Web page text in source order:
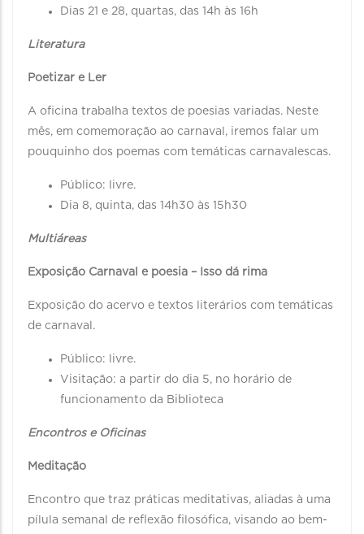
Dias 21 e 28, quartas, das 14h às 16h
Literatura
Poetizar e Ler
A oficina trabalha textos de poesias variadas. Neste
mês, em comemoração ao carnaval, iremos falar um
pouquinho dos poemas com temáticas carnavalescas.
Público: livre.
Dia 8, quinta, das 14h30 às 15h30
Multiáreas
Exposição Carnaval e poesia – Isso dá rima
Exposição do acervo e textos literários com temáticas
de carnaval.
Público: livre.
Visitação: a partir do dia 5, no horário de
funcionamento da Biblioteca
Encontros e Oficinas
Meditação
Encontro que traz práticas meditativas, aliadas à uma
pílula semanal de reflexão filosófica, visando ao bem-